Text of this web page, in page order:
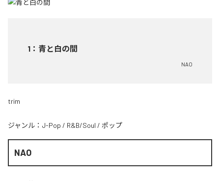
1 ： 青と白の間
NAO
trim
ジャンル： J-Pop / R&B/Soul / ポップ
NAO